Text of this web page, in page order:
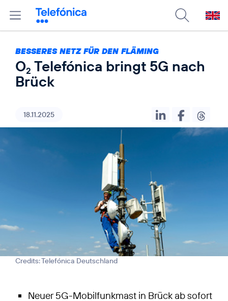
BESSERES NETZ FÜR DEN FLÄMING
O2 Telefónica bringt 5G nach
Brück
18.11.2025
Credits: Telefónica Deutschland
Neuer 5G-Mobilfunkmast in Brück ab sofort